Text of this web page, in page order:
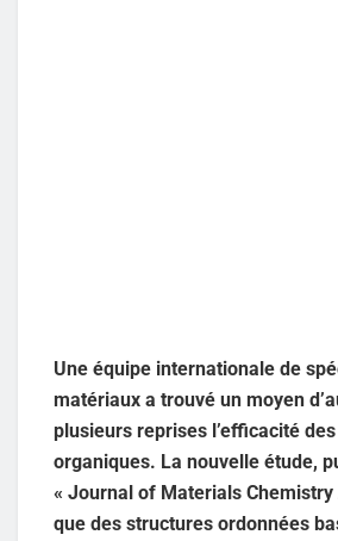
Une équipe internationale de
matériaux a trouvé un moyen
plusieurs reprises l’efficacité
organiques. La nouvelle étude,
« Journal of Materials Chemistry
que des structures ordonnées